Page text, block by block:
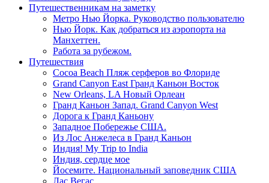
Путешественникам на заметку
Метро Нью Йорка. Руководство пользователю
Нью Йорк. Как добраться из аэропорта на
Манхеттен.
Работа за рубежом.
Путешествия
Cocoa Beach Пляж серферов во Флориде
Grand Canyon East Гранд Каньон Восток
New Orleans, LA Новый Орлеан
Гранд Каньон Запад. Grand Canyon West
Дорога к Гранд Каньону
Западное Побережье США.
Из Лос Анжелеса в Гранд Каньон
Индия! My Trip to India
Индия, сердце мое
Йосемите. Национальный заповедник США